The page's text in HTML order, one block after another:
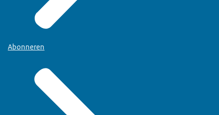
Abonneren